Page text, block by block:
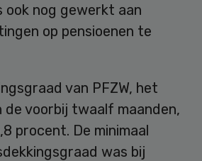
ook nog gewerkt aan
op pensioenen te
van PFZW, het
de voorbij twaalf maanden,
procent. De minimaal
was bij